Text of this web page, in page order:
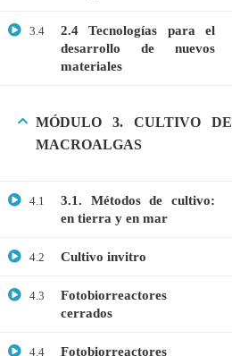
3.4
2.4 Tecnologías para el
desarrollo de nuevos
materiales
MÓDULO 3. CULTIVO DE
MACROALGAS
4.1
3.1. Métodos de cultivo:
en tierra y en mar
4.2 Cultivo invitro
4.3
Fotobiorreactores
cerrados
4.4
Fotobiorreactores
Bioinformática
Bioquímica
Ciencias Ambientales
Especialización